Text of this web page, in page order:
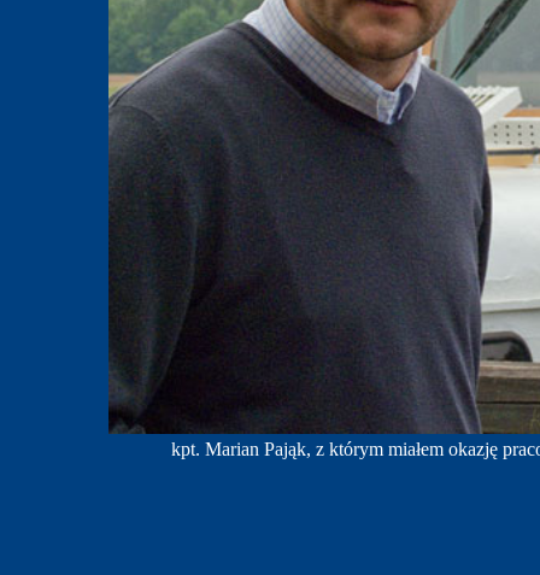
kpt. Marian Pająk, z którym miałem okazję